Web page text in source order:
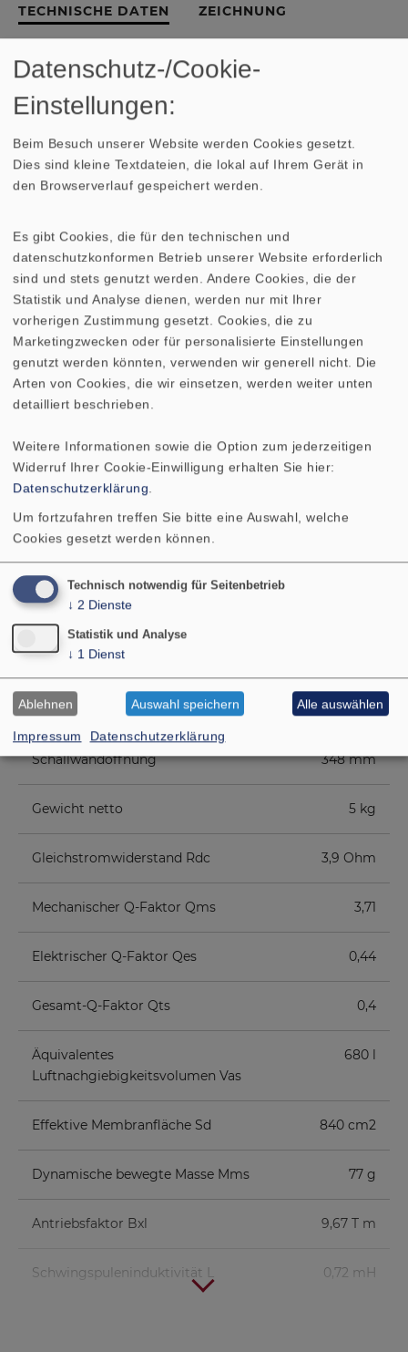
TECHNISCHE DATEN ZEICHNUNG
IMPEDANZFREQUENZGANG
Übertragungsbereich (-10 dB) fc - 2000 Hz
Mittlerer Schalldruckpegel
92 dB (1 W/1
m)
Grenzauslenkung 25 mm
Resonanzfrequenz fs 22 Hz
Magnetische Induktion
Magnetischer Fluss
µWeber
Obere Polplattenhöhe
Schwingspulendurchmesser
Wickelhöhe 20 mm
Schallwandöffnung 348 mm
Gewicht netto 5 kg
Gleichstromwiderstand Rdc 3,9 Ohm
Mechanischer Q-Faktor Qms 3,71
Elektrischer Q-Faktor Qes 0,44
Gesamt-Q-Faktor Qts 0,4
Äquivalentes
Luftnachgiebigkeitsvolumen Vas
680 l
Effektive Membranfläche Sd 840 cm2
Dynamische bewegte Masse Mms 77 g
Antriebsfaktor Bxl 9,67 T m
Schwingspuleninduktivität L 0,72 mH
Datenschutz-/Cookie-
Einstellungen:
Beim Besuch unserer Website werden Cookies gesetzt.
Dies sind kleine Textdateien, die lokal auf Ihrem Gerät in
den Browserverlauf gespeichert werden.
Es gibt Cookies, die für den technischen und
datenschutzkonformen Betrieb unserer Website erforderlich
sind und stets genutzt werden. Andere Cookies, die der
Statistik und Analyse dienen, werden nur mit Ihrer
vorherigen Zustimmung gesetzt. Cookies, die zu
Marketingzwecken oder für personalisierte Einstellungen
genutzt werden könnten, verwenden wir generell nicht. Die
Arten von Cookies, die wir einsetzen, werden weiter unten
detailliert beschrieben.
Weitere Informationen sowie die Option zum jederzeitigen
Widerruf Ihrer Cookie-Einwilligung erhalten Sie hier:
Datenschutzerklärung
Um fortzufahren treffen Sie bitte eine Auswahl, welche
Cookies gesetzt werden können.
Impressum Datenschutzerklärung
Technisch notwendig für Seitenbetrieb
↓ 2 Dienste
Statistik und Analyse
↓ 1 Dienst
Ablehnen Auswahl speichern Alle auswählen